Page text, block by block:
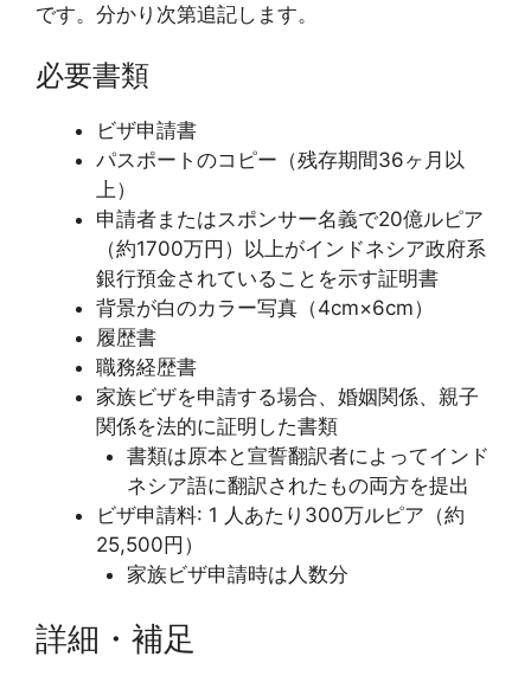
です。分かり次第追記します。
必要書類
ビザ申請書
パスポートのコピー（残存期間36ヶ月以
上）
申請者またはスポンサー名義で20億ルピア
（約1700万円）以上がインドネシア政府系
銀行預金されていることを示す証明書
背景が白のカラー写真（4cm×6cm）
履歴書
職務経歴書
家族ビザを申請する場合、婚姻関係、親子
関係を法的に証明した書類
書類は原本と宣誓翻訳者によってインド
ネシア語に翻訳されたもの両方を提出
ビザ申請料: 1 人あたり300万ルピア（約
25,500円）
家族ビザ申請時は人数分
詳細・補足